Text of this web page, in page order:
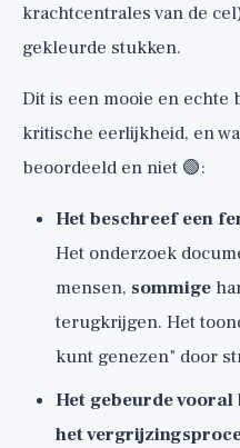
krachtcentrales van de
gekleurde stukken.
Dit is een mooie en echte
kritische eerlijkheid, en
beoordeeld en niet 🟢:
Het beschreef een
Het onderzoek
mensen, sommige
terugkrijgen. Het
kunt genezen" door
Het gebeurde
het